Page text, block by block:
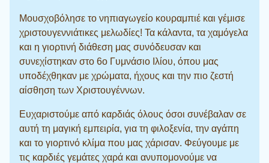
Μουσχοβόλησε το νηπιαγωγείο κουραμπιέ και γέμισε
χριστουγεννιάτικες μελωδίες! Τα κάλαντα, τα χαμόγελα
και η γιορτινή διάθεση μας συνόδευσαν και
συνεχίστηκαν στο 6ο Γυμνάσιο Ιλίου, όπου μας
υποδέχθηκαν με χρώματα, ήχους και την πιο ζεστή
αίσθηση των Χριστουγέννων.
Ευχαριστούμε από καρδιάς όλους όσοι συνέβαλαν σε
αυτή τη μαγική εμπειρία, για τη φιλοξενία, την αγάπη
και το γιορτινό κλίμα που μας χάρισαν. Φεύγουμε με
τις καρδιές γεμάτες χαρά και ανυπομονούμε να